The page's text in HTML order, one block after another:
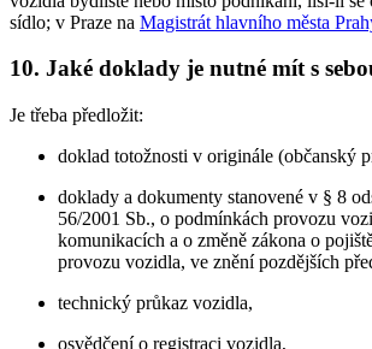
sídlo; v Praze na Magistrát hlavního města
10. Jaké doklady je nutné mít s
Je třeba předložit:
doklad totožnosti v originále (občanský
doklady a dokumenty stanovené v § 8
56/2001 Sb., o podmínkách provozu
komunikacích a o změně zákona o
provozu vozidla, ve znění pozdějších
technický průkaz vozidla,
osvědčení o registraci vozidla,